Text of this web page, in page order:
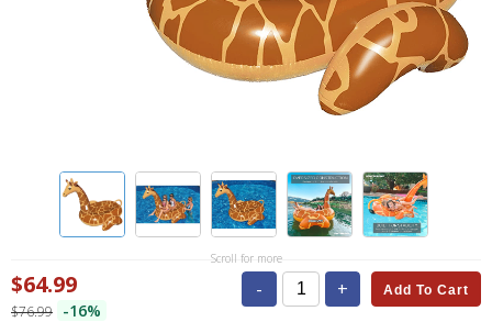
Scroll for more
$64.99
$76.99 -16%
- + Add To Cart